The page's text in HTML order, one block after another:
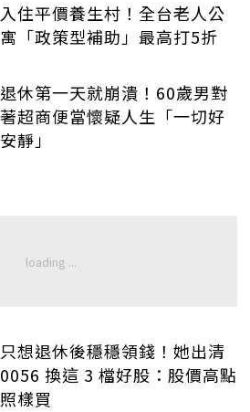
入住平價養生村！全台老人公
寓「政策型補助」最高打5折
退休第一天就崩潰！60歲男對
著超商便當懷疑人生「一切好
安靜」
只想退休後穩穩領錢！她出清
0056 換這 3 檔好股：股價高點
照樣買